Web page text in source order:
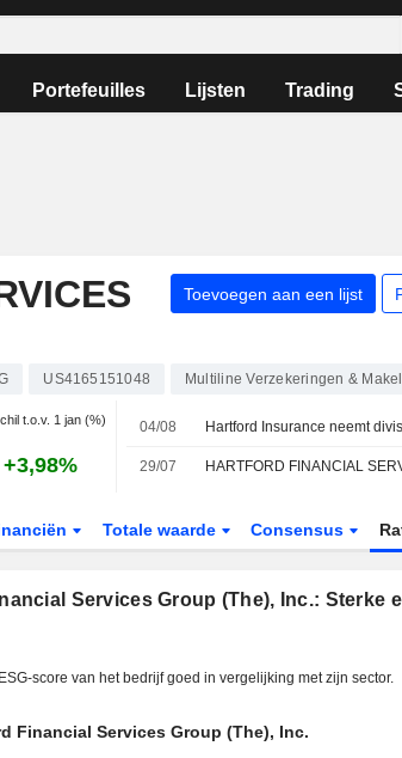
Portefeuilles Lijsten Trading
Toevoegen aan een lijst
US4165151048 Multiline Verzekeringen &
t.o.v. 1 jan (%)
+3,98%
04/08
29/07
Totale waarde Consensus
Services Group (The), Inc.: Sterke
score van het bedrijf goed in vergelijking met zijn sector.
Financial Services Group (The), Inc.